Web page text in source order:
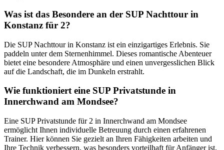
Was ist das Besondere an der SUP Nachttour in
Konstanz für 2?
Die SUP Nachttour in Konstanz ist ein einzigartiges Erlebnis. Sie
paddeln unter dem Sternenhimmel. Dieses romantische Abenteuer
bietet eine besondere Atmosphäre und einen unvergesslichen Blick
auf die Landschaft, die im Dunkeln erstrahlt.
Wie funktioniert eine SUP Privatstunde in
Innerchwand am Mondsee?
Eine SUP Privatstunde für 2 in Innerchwand am Mondsee
ermöglicht Ihnen individuelle Betreuung durch einen erfahrenen
Trainer. Hier können Sie gezielt an Ihren Fähigkeiten arbeiten und
Ihre Technik verbessern, was besonders vorteilhaft für Anfänger ist.